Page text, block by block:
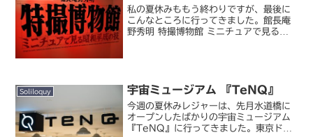
私の夏休みももう終わりですが、最後に
こんなところに行ってきました。館長庵
野秀明 特撮博物館 ミニチュアで見る昭
Soliloquy 宇宙ミュージアム 『TeNQ』
今週の夏休みレジャーは、先月水道橋に
オープンしたばかりの宇宙ミュージアム
『TeNQ』に行ってきました。東京ドー